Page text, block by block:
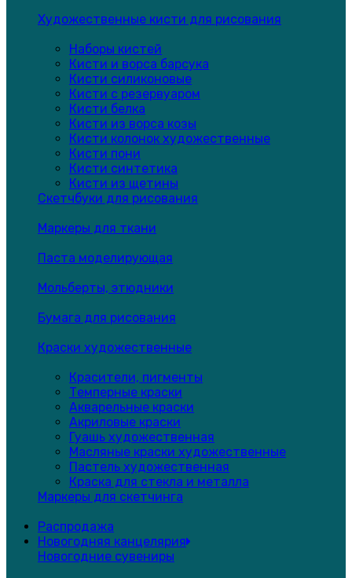
Художественные кисти для рисования
Наборы кистей
Кисти и ворса барсука
Кисти силиконовые
Кисти с резервуаром
Кисти белка
Кисти из ворса козы
Кисти колонок художественные
Кисти пони
Кисти синтетика
Кисти из щетины
Скетчбуки для рисования
Маркеры для ткани
Паста моделирующая
Мольберты, этюдники
Бумага для рисования
Краски художественные
Красители, пигменты
Темперные краски
Акварельные краски
Акриловые краски
Гуашь художественная
Масляные краски художественные
Пастель художественная
Краска для стекла и металла
Маркеры для скетчинга
Распродажа
Новогодняя канцелярия
Новогодние сувениры